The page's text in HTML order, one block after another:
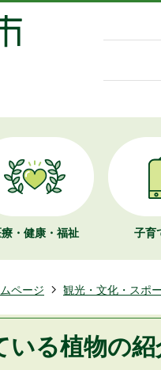
療・健康・福祉 子育
ページ 観光・文化・スポ
いる植物の